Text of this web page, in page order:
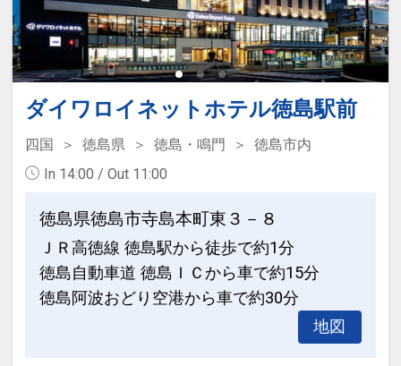
※お子様のみのご利用はできません。
※状況により内容が変更となる場合がご
ざいます。
【食事ありのこどもF】…4，400円（税
込）アメニティ付／施設使用料込・寝具
設定期間：2026年4月1日～2026年11月
30日
インターネットコース番号：DP-1-
17480701
時間＞
日本三奇橋の１つとして知られていま
す。一歩踏み出すたびに軋んでユラユラ
揺れる橋はスリル満点です。
「食事なしプラン」と「朝食付プラン」
●「食事なしプラン」と「朝食付プラ
ン」を掲載しています。
※ご覧のページがどちらかを
件】の項目でご確認のうえ、予約にお進
み下さい。
当館ご宿泊のお客様は無料でご利用頂け
ます。
観光情報
分＞
みなさんに、年間をとおして「阿波おど
ーナーもございます。
・眉山＜ホテルから徒歩約10分＞
万葉集にも詠まれた眉山は徳島市のシン
ボル。山頂まではロープウェイで約6
ダイワロイネットホテル徳島駅前
四国 徳島県 徳島・鳴門
徳島市内
In 14:00 / Out 11:00
徳島県徳島市寺島本町東３－８
ＪＲ高徳線 徳島駅から徒歩で約1分
徳島自動車道 徳島ＩＣから車で約15分
徳島阿波おどり空港から車で約30分
地図